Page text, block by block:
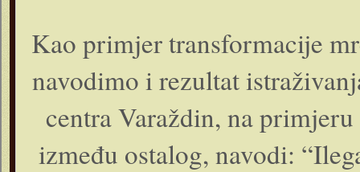
Kao primjer transformacije
navodimo i rezultat
centra Varaždin, na
između ostalog, navodi: